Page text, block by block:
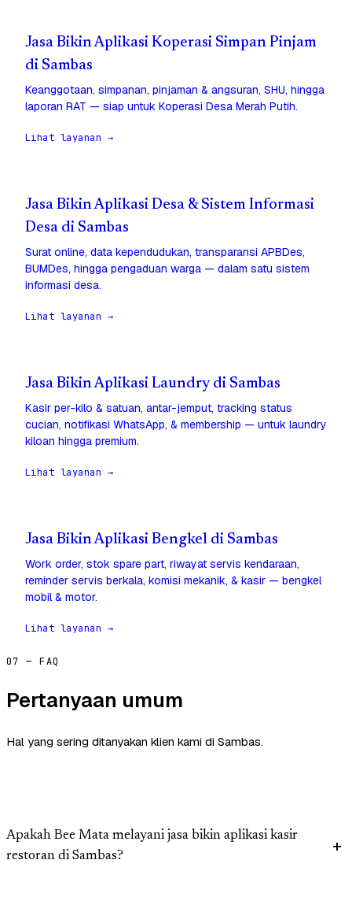
Jasa Bikin Aplikasi Koperasi Simpan Pinjam
di Sambas
Keanggotaan, simpanan, pinjaman & angsuran, SHU, hingga
laporan RAT — siap untuk Koperasi Desa Merah Putih.
Lihat layanan →
Jasa Bikin Aplikasi Desa & Sistem Informasi
Desa di Sambas
Surat online, data kependudukan, transparansi APBDes,
BUMDes, hingga pengaduan warga — dalam satu sistem
informasi desa.
Lihat layanan →
Jasa Bikin Aplikasi Laundry di Sambas
Kasir per-kilo & satuan, antar-jemput, tracking status
cucian, notifikasi WhatsApp, & membership — untuk laundry
kiloan hingga premium.
Lihat layanan →
Jasa Bikin Aplikasi Bengkel di Sambas
Work order, stok spare part, riwayat servis kendaraan,
reminder servis berkala, komisi mekanik, & kasir — bengkel
mobil & motor.
Lihat layanan →
07 — FAQ
Pertanyaan umum
Hal yang sering ditanyakan klien kami di Sambas.
Apakah Bee Mata melayani jasa bikin aplikasi kasir
restoran di Sambas?